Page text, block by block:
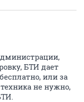
БТИ дает
или за
не нужно,